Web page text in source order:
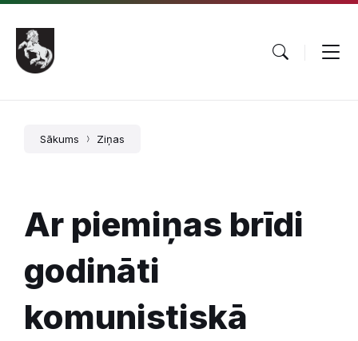
Pāriet
saturu
Skip
main
navigation
Skip
footer
Sākums Ziņas
Ar piemiņas brīdi
godināti
komunistiskā